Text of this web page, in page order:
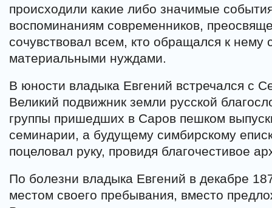
происходили какие либо значимые
воспоминаниям современников,
сочувствовал всем, кто обращался к
материальными нуждами.
В юности владыка Евгений встречался с
Великий подвижник земли русской
группы пришедших в Саров пешком
семинарии, а будущему симбирскому
поцеловал руку, провидя благочестивое
По болезни владыка Евгений в декабре
местом своего пребывания, вместо